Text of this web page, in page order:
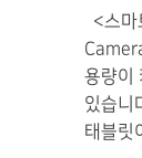
<스마
용량이
있습니
태블릿